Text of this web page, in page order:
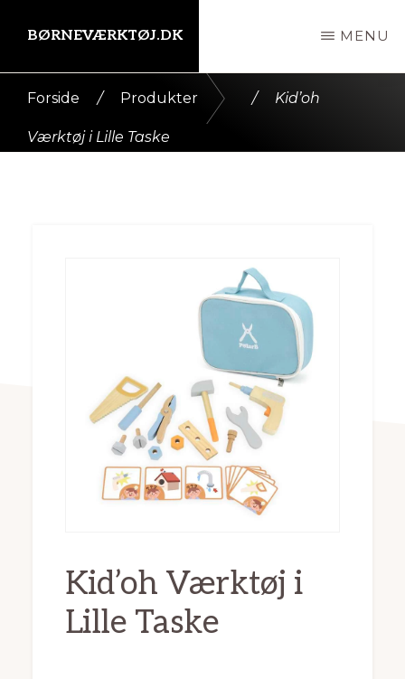
indhold
BØRNEVÆRKTØJ.DK MENU
Forside / Produkter / Kid’oh
Værktøj i Lille Taske
Kid’oh Værktøj i
Lille Taske